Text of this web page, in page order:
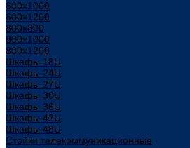
600х1000
600х1200
800x800
800х1000
800х1200
Шкафы 18U
Шкафы 24U
Шкафы 27U
Шкафы 30U
Шкафы 36U
Шкафы 42U
Шкафы 48U
Стойки телекоммуникационные